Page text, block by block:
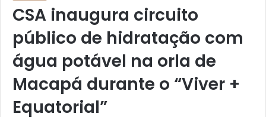
CSA inaugura circuito
público de hidratação com
água potável na orla de
Macapá durante o “Viver +
Equatorial”